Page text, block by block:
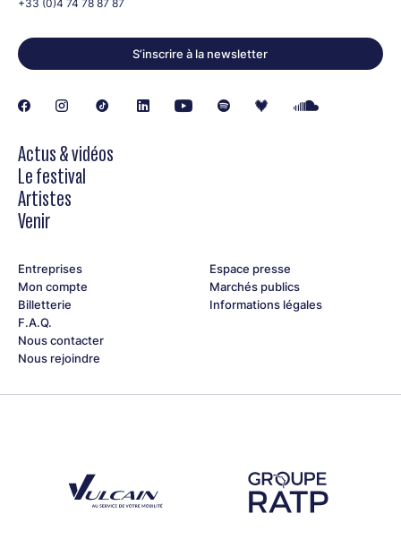
+33 (0)4 74 78 87 87
S’inscrire à la newsletter
Actus & vidéos
Le festival
Artistes
Venir
Entreprises
Mon compte
Billetterie
F.A.Q.
Nous contacter
Nous rejoindre
Espace presse
Marchés publics
Informations légales